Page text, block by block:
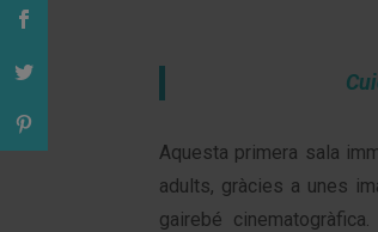
Aquesta primera sala
adults, gràcies a unes
gairebé